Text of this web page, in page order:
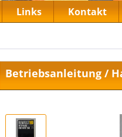
Links Kontakt
Betriebsanleitung /